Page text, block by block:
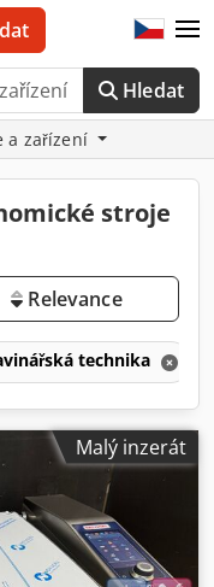
Hledat
a zařízení
stroje
Relevance
technika
Malý inzerát